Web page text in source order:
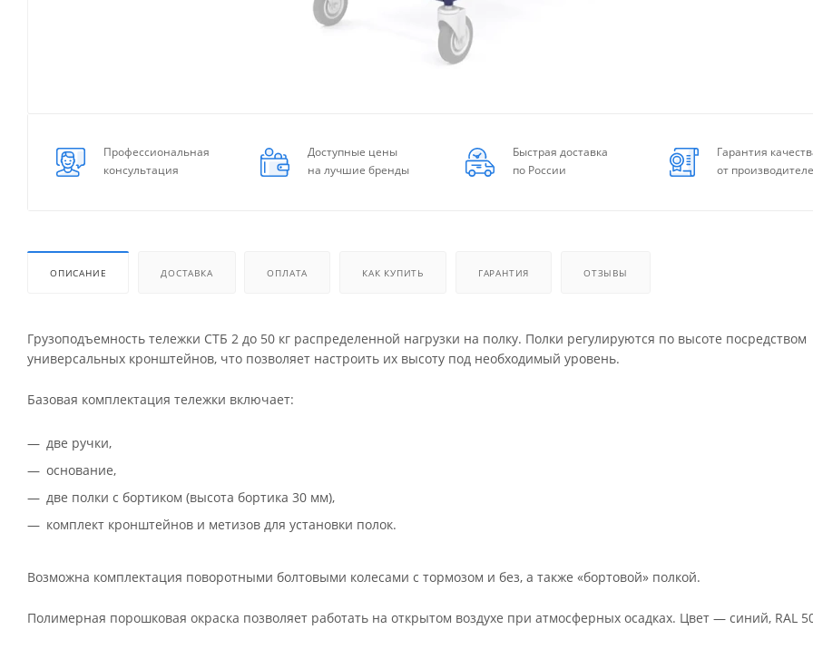
Профессиональная
консультация
Доступные цены
на лучшие бренды
Быстрая доставка
по России
Гарантия
от
ОПИСАНИЕ ДОСТАВКА ОПЛАТА КАК КУПИТЬ ГАРАНТИЯ ОТЗЫВЫ
Грузоподъемность тележки СТБ 2 до 50 кг распределенной нагрузки на полку. Полки регулируются по высоте посредством
универсальных кронштейнов, что позволяет настроить их высоту под необходимый уровень.
Базовая комплектация тележки включает:
две ручки,
основание,
две полки с бортиком (высота бортика 30 мм),
комплект кронштейнов и метизов для установки полок.
Возможна комплектация поворотными болтовыми колесами с тормозом и без, а также «бортовой» полкой.
Полимерная порошковая окраска позволяет работать на открытом воздухе при атмосферных осадках. Цвет — синий, RAL